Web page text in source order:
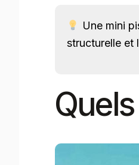
Une mini
structurelle et